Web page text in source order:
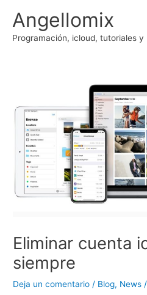
contenido
Angellomix
Programación, icloud, tutoriales y
Eliminar cuenta
siempre
Deja un comentario / Blog, News